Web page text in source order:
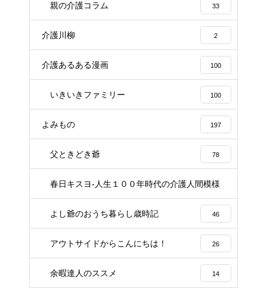
親の介護コラム 33
介護川柳 2
介護あるある漫画 100
いきいきファミリー 100
よみもの 197
父ときどき爺 78
春日キスヨ-人生１００年時代の介護人間模様
よし爺のおうち暮らし歳時記 46
アウトサイドからこんにちは！ 26
余暇達人のススメ 14